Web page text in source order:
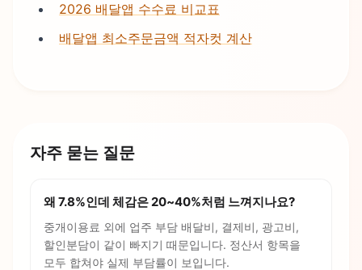
2026 배달앱 수수료 비교표
배달앱 최소주문금액 적자컷 계산
자주 묻는 질문
왜 7.8%인데 체감은 20~40%처럼 느껴지나요?
중개이용료 외에 업주 부담 배달비, 결제비, 광고비,
할인분담이 같이 빠지기 때문입니다. 정산서 항목을
모두 합쳐야 실제 부담률이 보입니다.